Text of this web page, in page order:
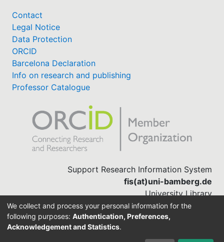
Contact
Legal Notice
Data Protection
ORCID
Barcelona Declaration
Info on research and publishing
Professor Catalogue
Support Research Information System
fis(at)uni-bamberg.de
University Library
(0951) 863-1568
We collect and process your personal information for the
following purposes: Authentication, Preferences,
Acknowledgement and Statistics.